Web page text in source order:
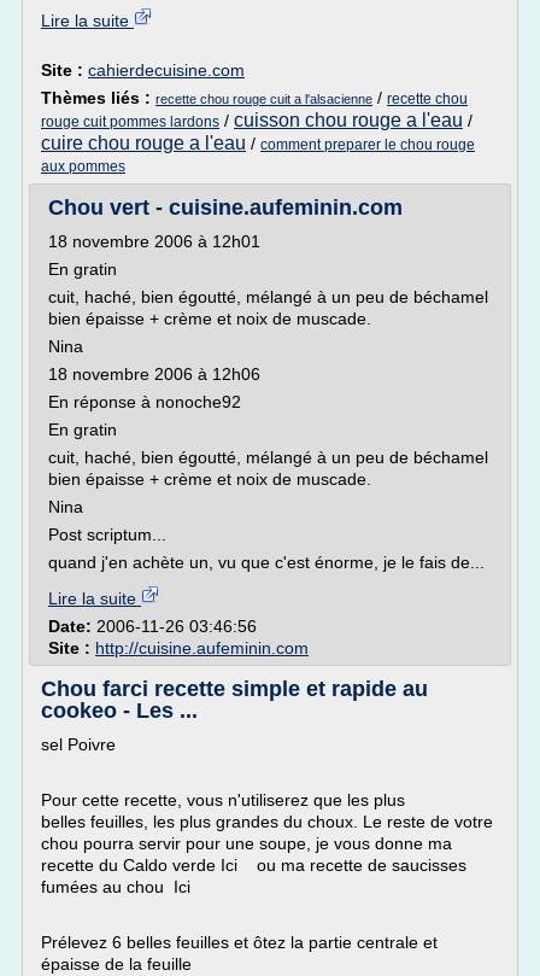
Lire la suite
Site : cahierdecuisine.com
Thèmes liés : recette chou rouge cuit a l'alsacienne / recette chou
rouge cuit pommes lardons / cuisson chou rouge a l'eau /
cuire chou rouge a l'eau / comment preparer le chou rouge
aux pommes
Chou vert - cuisine.aufeminin.com
18 novembre 2006 à 12h01
En gratin
cuit, haché, bien égoutté, mélangé à un peu de béchamel
bien épaisse + crème et noix de muscade.
Nina
18 novembre 2006 à 12h06
En réponse à nonoche92
En gratin
cuit, haché, bien égoutté, mélangé à un peu de béchamel
bien épaisse + crème et noix de muscade.
Nina
Post scriptum...
quand j'en achète un, vu que c'est énorme, je le fais de...
Lire la suite
Date: 2006-11-26 03:46:56
Site : http://cuisine.aufeminin.com
Chou farci recette simple et rapide au
cookeo - Les ...
sel Poivre
Pour cette recette, vous n'utiliserez que les plus
belles feuilles, les plus grandes du choux. Le reste de votre
chou pourra servir pour une soupe, je vous donne ma
recette du Caldo verde Ici ou ma recette de saucisses
fumées au chou Ici
Prélevez 6 belles feuilles et ôtez la partie centrale et
épaisse de la feuille